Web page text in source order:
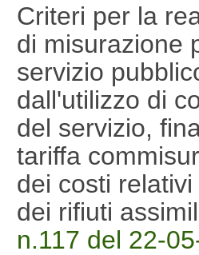
Criteri per la
di misurazione
servizio
dall'utilizzo di
del servizio,
tariffa
dei costi
dei rifiuti
n.117 del 22-